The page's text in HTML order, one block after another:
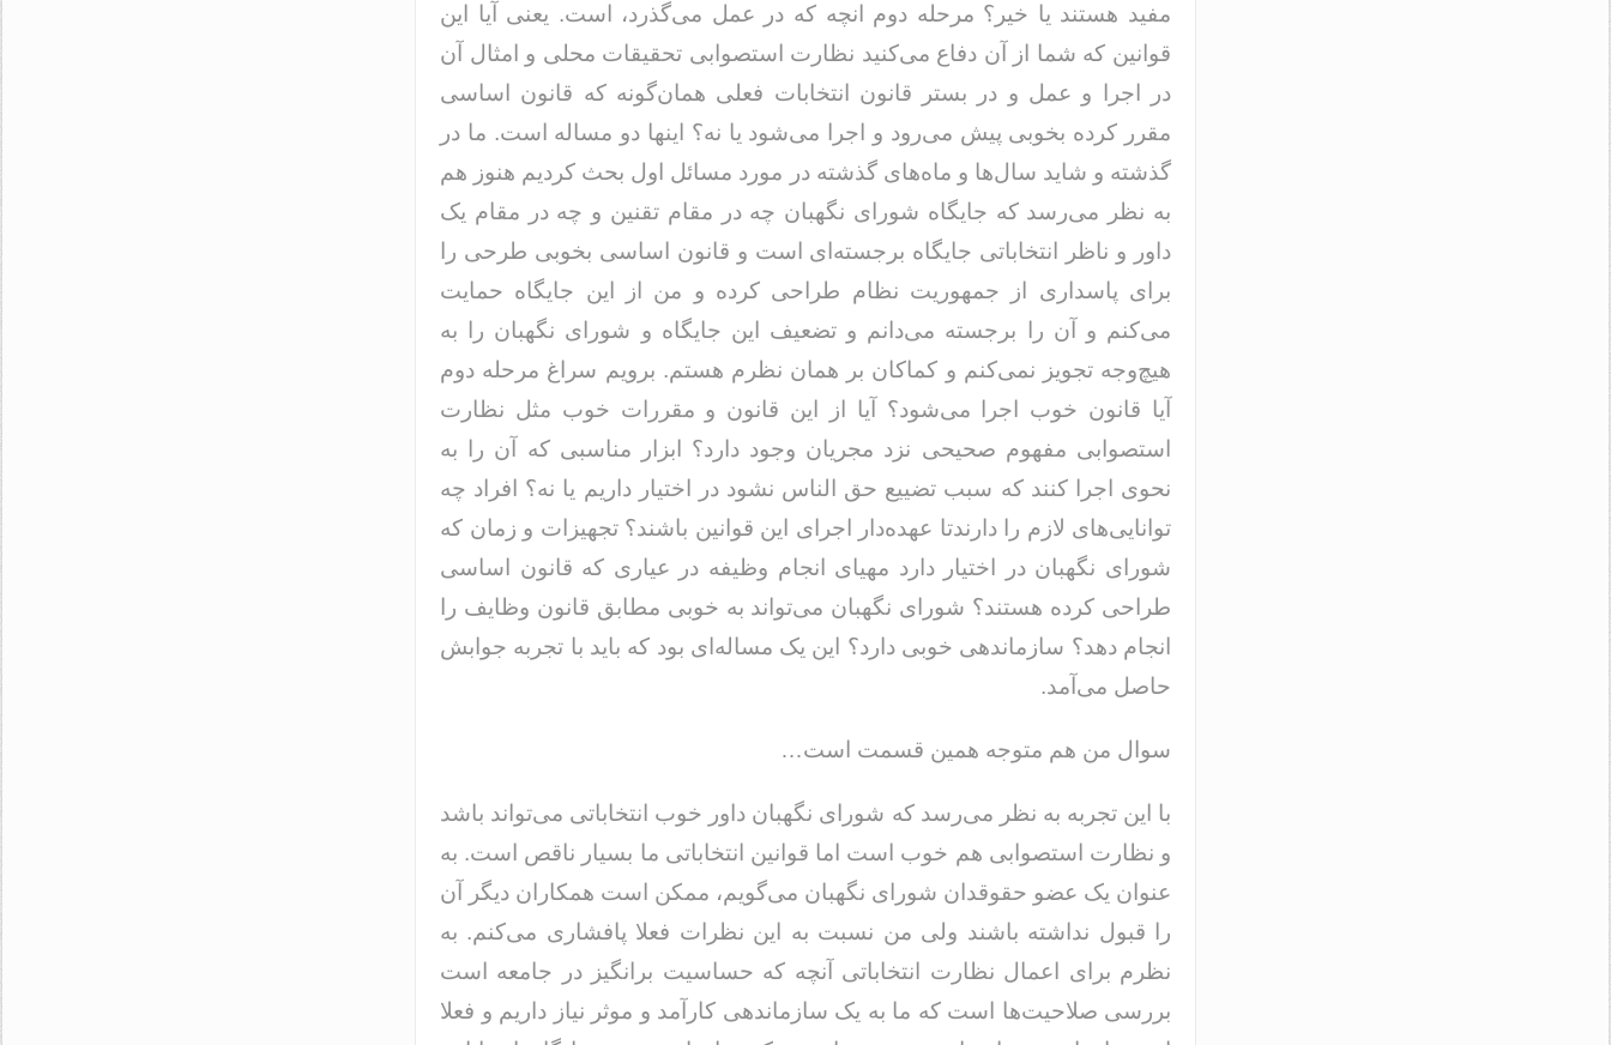
مفید هستند یا خیر؟ مرحله دوم انچه که در عمل می‌گذرد، است. یعنی آیا این
قوانین که شما از آن دفاع می‌کنید نظارت استصوابی تحقیقات محلی و امثال آن
در اجرا و عمل و در بستر قانون انتخابات فعلی همان‌گونه که قانون اساسی
مقرر کرده بخوبی پیش می‌رود و اجرا می‌شود یا نه؟ اینها دو مساله است. ما در
گذشته و شاید سال‌ها و ماه‌های گذشته در مورد مسائل اول بحث کردیم هنوز هم
به نظر می‌رسد که جایگاه شورای نگهبان چه در مقام تقنین و چه در مقام یک
داور و ناظر انتخاباتی جایگاه برجسته‌ای است و قانون اساسی بخوبی طرحی را
برای پاسداری از جمهوریت نظام طراحی کرده و من از این جایگاه حمایت
می‌کنم و آن را برجسته می‌دانم و تضعیف این جایگاه و شورای نگهبان را به
هیچ‌وجه تجویز نمی‌کنم و کماکان بر همان نظرم هستم. برویم سراغ مرحله دوم
آیا قانون خوب اجرا می‌شود؟ آیا از این قانون و مقررات خوب مثل نظارت
استصوابی مفهوم صحیحی نزد مجریان وجود دارد؟ ابزار مناسبی که آن را به
نحوی اجرا کنند که سبب تضییع حق الناس نشود در اختیار داریم یا نه؟ افراد چه
توانایی‌های لازم را دارندتا عهده‌دار اجرای این قوانین باشند؟ تجهیزات و زمان که
شورای نگهبان در اختیار دارد مهیای انجام وظیفه در عیاری که قانون اساسی
طراحی کرده هستند؟ شورای نگهبان می‌تواند به خوبی مطابق قانون وظایف را
انجام دهد؟ سازماندهی خوبی دارد؟ این یک مساله‌ای بود که باید با تجربه جوابش
حاصل می‌آمد.
سوال من هم متوجه همین قسمت است…
با این تجربه به نظر می‌رسد که شورای نگهبان داور خوب انتخاباتی می‌تواند باشد
و نظارت استصوابی هم خوب است اما قوانین انتخاباتی ما بسیار ناقص است. به
عنوان یک عضو حقوقدان شورای نگهبان می‌گویم، ممکن است همکاران دیگر آن
را قبول نداشته باشند ولی من نسبت به این نظرات فعلا پافشاری می‌کنم. به
نظرم برای اعمال نظارت انتخاباتی آنچه که حساسیت برانگیز در جامعه است
بررسی صلاحیت‌ها است که ما به یک سازماندهی کارآمد و موثر نیاز داریم و فعلا